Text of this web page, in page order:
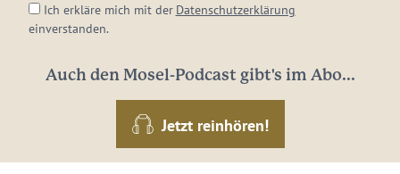
Ich erkläre mich mit der Datenschutzerklärung
einverstanden.
Auch den Mosel-Podcast gibt's im Abo...
Jetzt reinhören!